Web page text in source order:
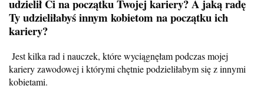
udzielił Ci na początku Twojej kariery?A jaką radę
Ty udzieliłabyś innym kobietom na początku ich
kariery?
Jest kilka rad i nauczek, które wyciągnęłam podczas mojej
kariery zawodowej i którymi chętnie podzieliłabym się z innymi
kobietami.